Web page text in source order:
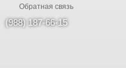
Обратная связь
(988) 187-66-15